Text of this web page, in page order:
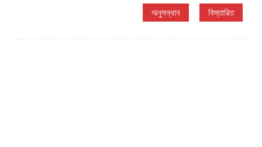
অনুসন্ধান বিস্তারিত